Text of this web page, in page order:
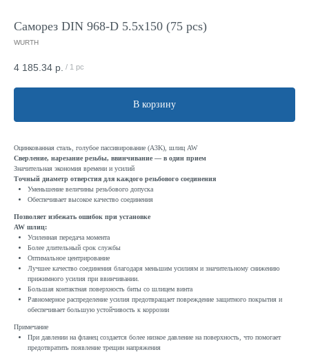
Саморез DIN 968-D 5.5x150 (75 pcs)
WURTH
4 185.34 р. / 1 pc
В корзину
Оцинкованная сталь, голубое пассивирование (A3K), шлиц AW
Сверление, нарезание резьбы, ввинчивание — в один прием
Значительная экономия времени и усилий
Точный диаметр отверстия для каждого резьбового соединения
Уменьшение величины резьбового допуска
Обеспечивает высокое качество соединения
Позволяет избежать ошибок при установке
AW шлиц:
Усиленная передача момента
Более длительный срок службы
Оптимальное центрирование
Лучшее качество соединения благодаря меньшим усилиям и значительному снижению
прижимного усилия при ввинчивании.
Большая контактная поверхность биты со шлицем винта
Равномерное распределение усилия предотвращает повреждение защитного покрытия и
обеспечивает большую устойчивость к коррозии
Примечание
При давлении на фланец создается более низкое давление на поверхность, что помогает
предотвратить появление трещин напряжения